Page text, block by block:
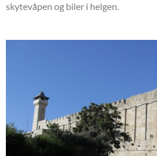
skytevåpen og biler i helgen.